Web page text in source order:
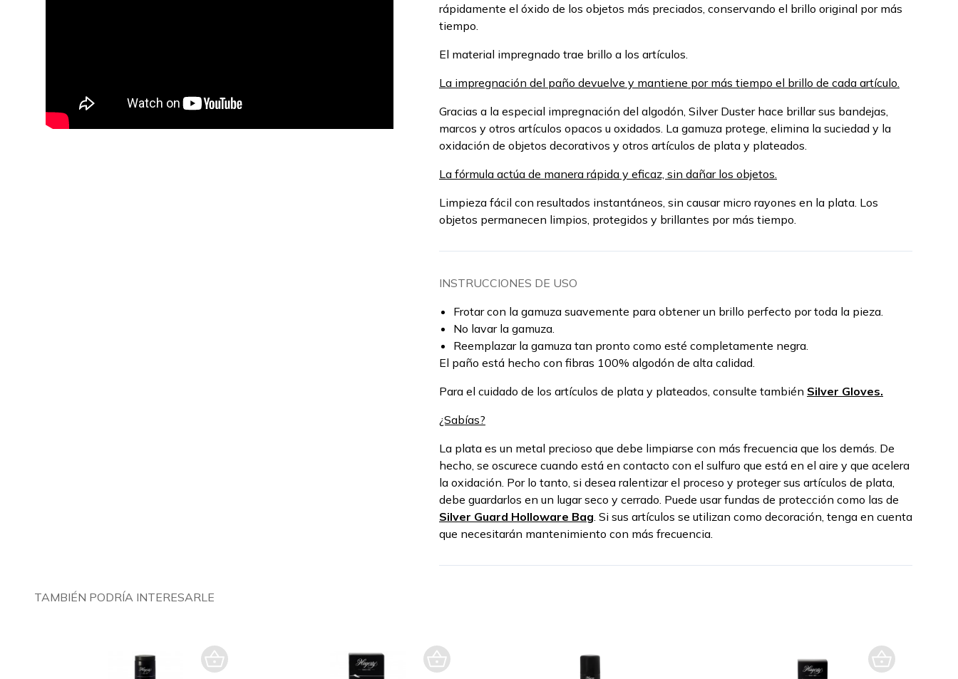
rápidamente el óxido de los objetos más preciados, conservando el brillo original por más
tiempo.
El material impregnado trae brillo a los artículos.
La impregnación del paño devuelve y mantiene por más tiempo el brillo de cada artículo.
Gracias a la especial impregnación del algodón, Silver Duster hace brillar sus bandejas,
marcos y otros artículos opacos u oxidados. La gamuza protege, elimina la suciedad y la
oxidación de objetos decorativos y otros artículos de plata y plateados.
La fórmula actúa de manera rápida y eficaz, sin dañar los objetos.
Limpieza fácil con resultados instantáneos, sin causar micro rayones en la plata. Los
objetos permanecen limpios, protegidos y brillantes por más tiempo.
INSTRUCCIONES DE USO
Frotar con la gamuza suavemente para obtener un brillo perfecto por toda la pieza.
No lavar la gamuza.
Reemplazar la gamuza tan pronto como esté completamente negra.
El paño está hecho con fibras 100% algodón de alta calidad.
Para el cuidado de los artículos de plata y plateados, consulte también Silver Gloves.
¿Sabías?
La plata es un metal precioso que debe limpiarse con más frecuencia que los demás. De
hecho, se oscurece cuando está en contacto con el sulfuro que está en el aire y que acelera
la oxidación. Por lo tanto, si desea ralentizar el proceso y proteger sus artículos de plata,
debe guardarlos en un lugar seco y cerrado. Puede usar fundas de protección como las de
Silver Guard Holloware Bag. Si sus artículos se utilizan como decoración, tenga en cuenta
que necesitarán mantenimiento con más frecuencia.
TAMBIÉN PODRÍA INTERESARLE